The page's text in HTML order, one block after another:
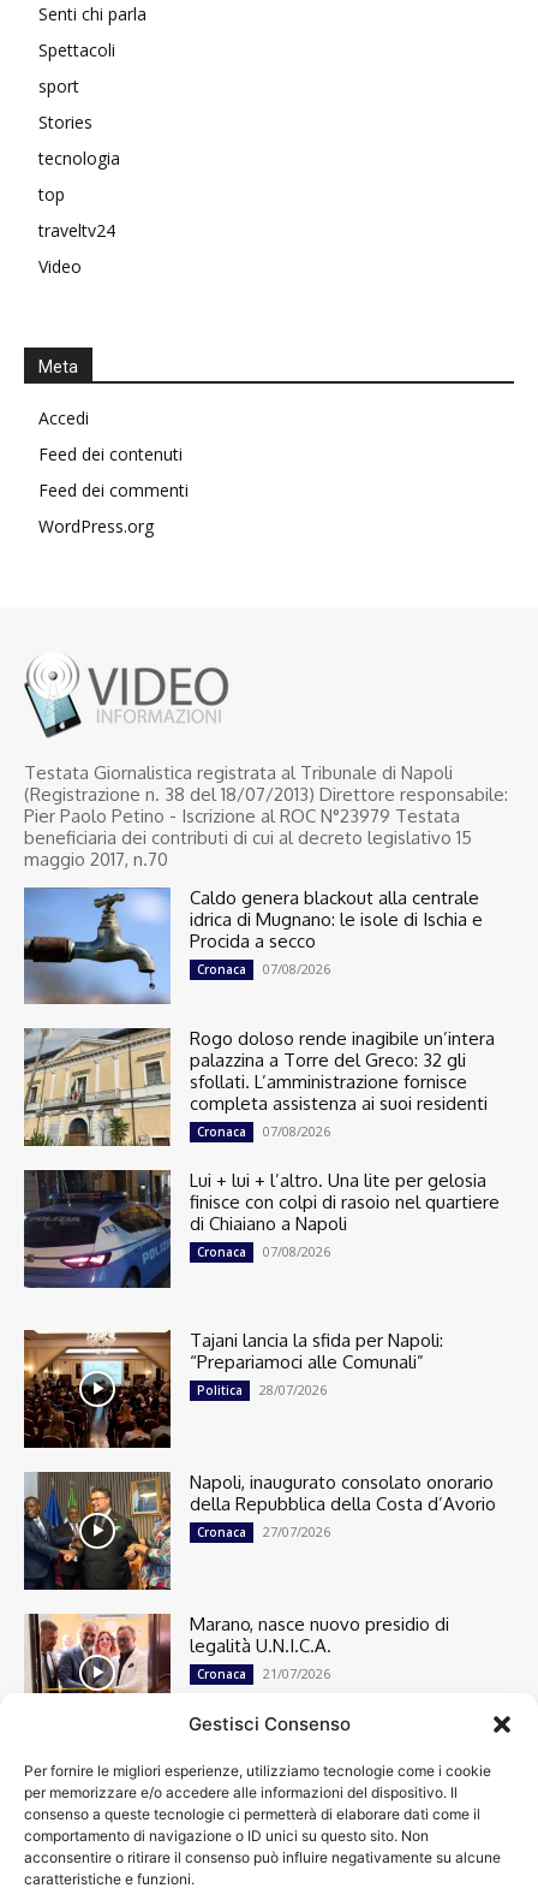
Gestisci Consenso
Per fornire le migliori esperienze, utilizziamo tecnologie come i cookie
per memorizzare e/o accedere alle informazioni del dispositivo. Il
consenso a queste tecnologie ci permetterà di elaborare dati come il
comportamento di navigazione o ID unici su questo sito. Non
acconsentire o ritirare il consenso può influire negativamente su alcune
caratteristiche e funzioni.
Senti chi parla
Spettacoli
sport
Stories
tecnologia
top
traveltv24
Video
Meta
Accedi
Feed dei contenuti
Feed dei commenti
WordPress.org
Testata Giornalistica registrata al Tribunale di Napoli
(Registrazione n. 38 del 18/07/2013) Direttore responsabile:
Pier Paolo Petino - Iscrizione al ROC N°23979 Testata
beneficiaria dei contributi di cui al decreto legislativo 15
maggio 2017, n.70
Caldo genera blackout alla centrale
idrica di Mugnano: le isole di Ischia e
Procida a secco
Cronaca 07/08/2026
Rogo doloso rende inagibile un’intera
palazzina a Torre del Greco: 32 gli
sfollati. L’amministrazione fornisce
completa assistenza ai suoi residenti
Cronaca 07/08/2026
Lui + lui + l’altro. Una lite per gelosia
finisce con colpi di rasoio nel quartiere
di Chiaiano a Napoli
Cronaca 07/08/2026
Tajani lancia la sfida per Napoli:
“Prepariamoci alle Comunali”
Politica 28/07/2026
Napoli, inaugurato consolato onorario
della Repubblica della Costa d’Avorio
Cronaca 27/07/2026
Marano, nasce nuovo presidio di
legalità U.N.I.C.A.
Cronaca 21/07/2026
Cronaca
13498
Attualità
7303
top
News
4209
Cultura